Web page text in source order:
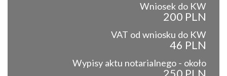
Wniosek do KW
200 PLN
VAT od wniosku do KW
46 PLN
Wypisy aktu notarialnego - około